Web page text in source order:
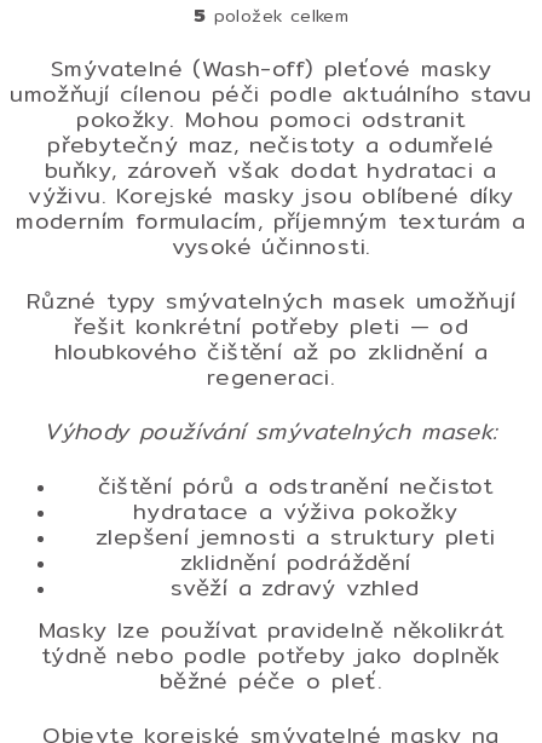
O
l
á
d
a
c
p
v
k
y
v
p
s
u
5 položek celkem
Smývatelné (Wash-off) pleťové masky
umožňují cílenou péči podle aktuálního stavu
pokožky. Mohou pomoci odstranit
přebytečný maz, nečistoty a odumřelé
buňky, zároveň však dodat hydrataci a
výživu. Korejské masky jsou oblíbené díky
moderním formulacím, příjemným texturám a
vysoké účinnosti.
Různé typy smývatelných masek umožňují
řešit konkrétní potřeby pleti — od
hloubkového čištění až po zklidnění a
regeneraci.
Výhody používání smývatelných masek:
čištění pórů a odstranění nečistot
hydratace a výživa pokožky
zlepšení jemnosti a struktury pleti
zklidnění podráždění
svěží a zdravý vzhled
Masky lze používat pravidelně několikrát
týdně nebo podle potřeby jako doplněk
běžné péče o pleť.
Objevte korejské smývatelné masky na